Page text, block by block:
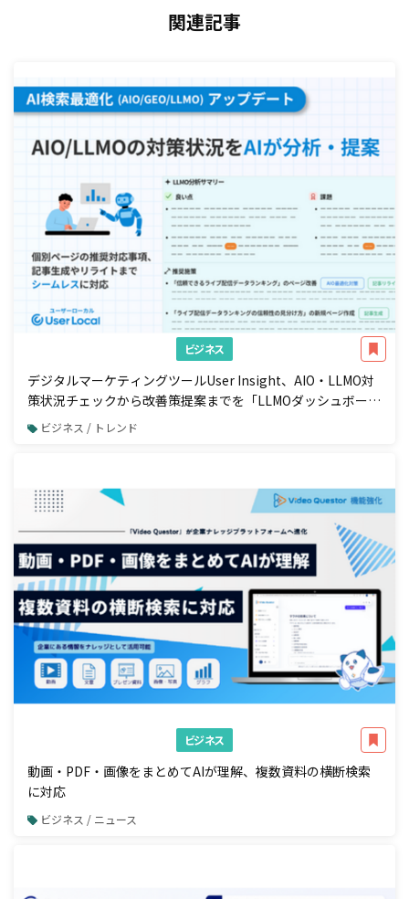
関連記事
ビジネス
デジタルマーケティングツールUser Insight、AIO・LLMO対
策状況チェックから改善策提案までを「LLMOダッシュボー
ド」で一元管理
ビジネス / トレンド
ビジネス
動画・PDF・画像をまとめてAIが理解、複数資料の横断検索
に対応
ビジネス / ニュース